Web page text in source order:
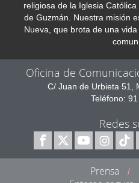
religiosa de la Iglesia
de Guzmán. Nuestra misión
Nueva, que brota de una
Oficina de
C/ Juan de Urbieta 51,
Teléfono:
Redes
Prensa /